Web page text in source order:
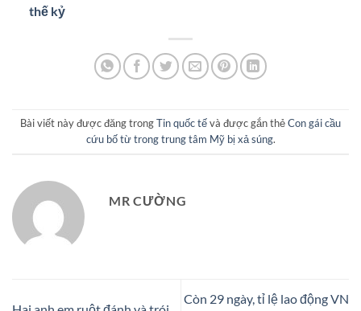
thế kỷ
Bài viết này được đăng trongTin quốc tếvà được gắn thẻCon gái cầu
cứu bố từ trong trung tâm Mỹ bị xả súng.
MR CƯỜNG
Còn 29 ngày, tỉ lệ lao động VN